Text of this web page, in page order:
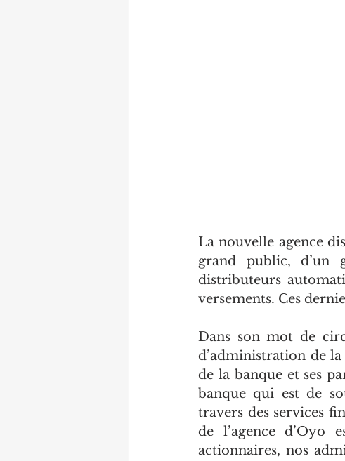
La nouvelle agence
grand public, d’un
distributeurs
versements. Ces
Dans son mot de
d’administration de
de la banque et ses
banque qui est de
travers des services
de l’agence
actionnaires, nos